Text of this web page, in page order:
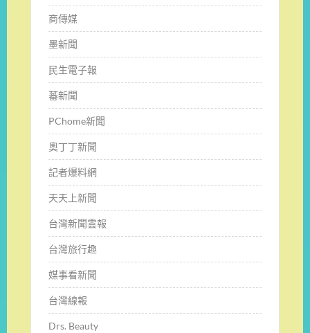
商傳媒
墨新聞
民生電子報
蕃新聞
PChome新聞
奧丁丁新聞
記者爆料網
天天上新聞
台灣新聞雲報
台灣旅行趣
媒事看新聞
台灣線報
Drs. Beauty